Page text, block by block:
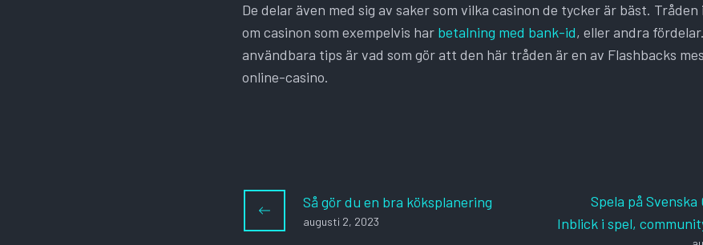
De delar även med sig av saker som vilka casinon de tycker är bäst.
om casinon som exempelvis har betalning med bank-id, eller andra
användbara tips är vad som gör att den här tråden är en av Flashbacks
online-casino.
Så gör du en bra köksplanering
augusti 2, 2023
Spela på Svenska
Inblick i spel,